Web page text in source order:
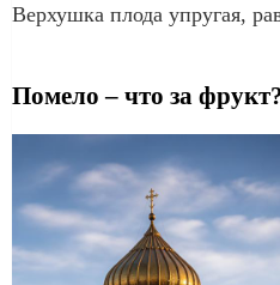
Верхушка плода упругая,
Помело – что за